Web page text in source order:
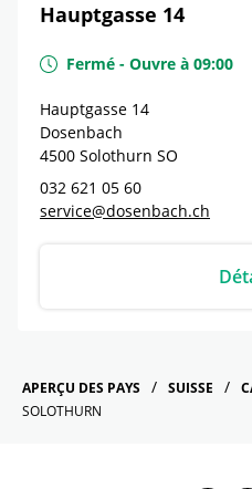
Hauptgasse 14
Fermé - Ouvre à 09:00
Hauptgasse 14
Dosenbach
4500 Solothurn SO
032 621 05 60
service@dosenbach.ch
APERÇU DES PAYS SUISSE
SOLOTHURN